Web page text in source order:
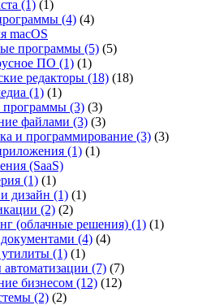
(1) (1)
(4) (4)
macOS
программы (5) (5)
ПО (1) (1)
редакторы (18) (18)
(1) (1)
программы (3) (3)
файлами (3) (3)
и программирование (3) (3)
(1) (1)
(SaaS)
(1) (1)
дизайн (1) (1)
(2) (2)
(облачные решения) (1) (1)
(4) (4)
(1) (1)
(7) (7)
бизнесом (12) (12)
(2) (2)